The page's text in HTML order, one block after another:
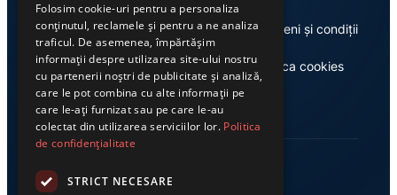
Despre noi
Casa de editură Exclusiv
Termeni și condiții
Politica cookies
Folosim cookie-uri pentru a personaliza
conținutul, reclamele și pentru a ne analiza
traficul. De asemenea, împărtășim
informații despre utilizarea site-ului nostru
cu partenerii noștri de publicitate și analiză,
care le pot combina cu alte informații pe
care le-ați furnizat sau pe care le-au
colectat din utilizarea serviciilor lor. Politica
de confidențialitate
STRICT NECESARE